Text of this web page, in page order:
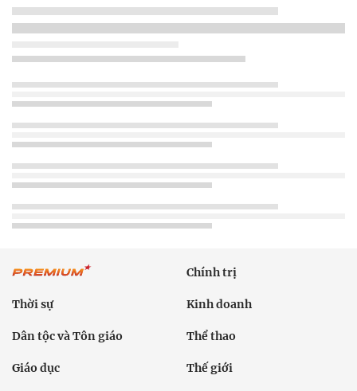
Chính trị
Thời sự Kinh doanh
Dân tộc và Tôn giáo Thể thao
Giáo dục Thế giới